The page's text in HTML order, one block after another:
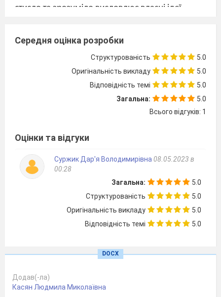
стисло та зрозуміло висловлює власні ідеї,
розвиває підприємливість;
удосконалення навичок спілкування у групах;
вміння толерантно та переконливо відстоювати
власну думку; створення дружної атмосфери
знаменнику – те,
що вона про себе
думає, у
чисельнику те, ким
вона є насправді.
Чим більший
знаменник, тим
менший дріб».
Лев Миколайович Толстой
І. Організаційний момент.
ІІ. Перевірка домашнього завдання
Середня оцінка розробки
Структурованість
5.0
Оригінальність викладу
5.0
Відповідність темі
5.0
Загальна:
5.0
Всього відгуків: 1
Оцінки та відгуки
Суржик Дар'я Володимирівна 08.05.2023 в
00:28
Загальна:
5.0
Структурованість
5.0
Оригінальність викладу
5.0
Відповідність темі
5.0
DOCX
Додав(-ла)
Касян Людмила Миколаївна